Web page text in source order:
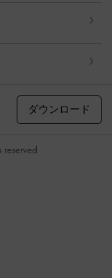
ダウンロード